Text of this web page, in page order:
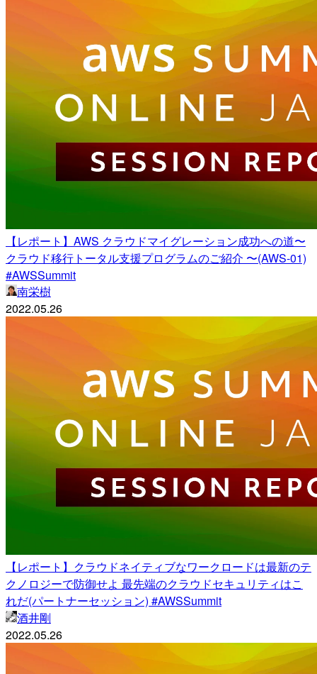
【レポート】AWS クラウドマイグレーション成功への道〜
クラウド移行トータル支援プログラムのご紹介 〜(AWS-01)
#AWSSummit
南栄樹
2022.05.26
【レポート】クラウドネイティブなワークロードは最新のテ
クノロジーで防御せよ 最先端のクラウドセキュリティはこ
れだ(パートナーセッション) #AWSSummit
酒井剛
2022.05.26